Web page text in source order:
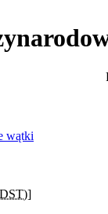
wątki
]